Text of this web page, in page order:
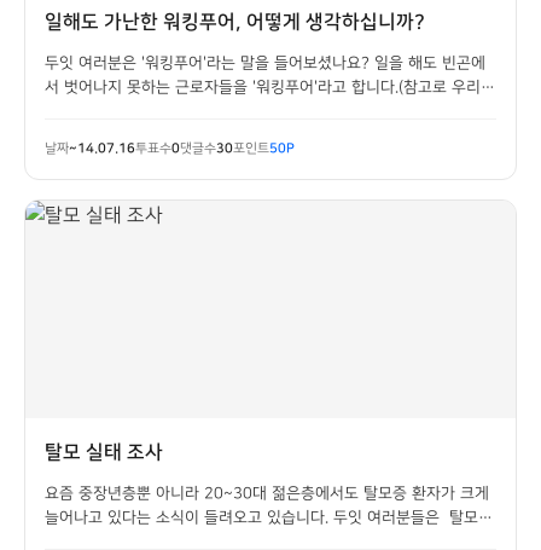
일해도 가난한 워킹푸어, 어떻게 생각하십니까?
두잇 여러분은 '워킹푸어'라는 말을 들어보셨나요? 일을 해도 빈곤에
서 벗어나지 못하는 근로자들을 '워킹푸어'라고 합니다.(참고로 우리나
해결책은 무엇일까요?
날짜~14.07.16투표수0댓글수30포인트50P
탈모 실태 조사
요즘 중장년층뿐 아니라 20~30대 젊은층에서도 탈모증 환자가 크게
늘어나고 있다는 소식이 들려오고 있습니다. 두잇 여러분들은 탈모를